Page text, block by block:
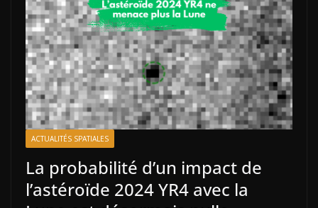
ACTUALITÉS SPATIALES
La probabilité d’un impact de
l’astéroïde 2024 YR4 avec la